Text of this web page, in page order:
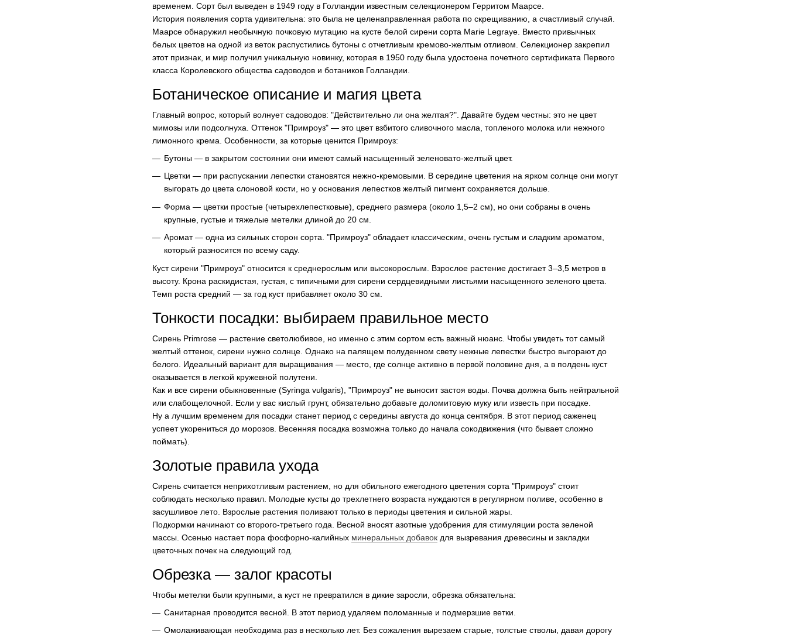
временем. Сорт был выведен в 1949 году в Голландии известным селекционером Герритом Маарсе.
История появления сорта удивительна: это была не целенаправленная работа по скрещиванию, а счастливый случай.
Маарсе обнаружил необычную почковую мутацию на кусте белой сирени сорта Marie Legraye. Вместо привычных
белых цветов на одной из веток распустились бутоны с отчетливым кремово-желтым отливом. Селекционер закрепил
этот признак, и мир получил уникальную новинку, которая в 1950 году была удостоена почетного сертификата Первого
класса Королевского общества садоводов и ботаников Голландии.
Ботаническое описание и магия цвета
Главный вопрос, который волнует садоводов: "Действительно ли она желтая?". Давайте будем честны: это не цвет
мимозы или подсолнуха. Оттенок "Примроуз" — это цвет взбитого сливочного масла, топленого молока или нежного
лимонного крема. Особенности, за которые ценится Примроуз:
Бутоны — в закрытом состоянии они имеют самый насыщенный зеленовато-желтый цвет.
Цветки — при распускании лепестки становятся нежно-кремовыми. В середине цветения на ярком солнце они могут
выгорать до цвета слоновой кости, но у основания лепестков желтый пигмент сохраняется дольше.
Форма — цветки простые (четырехлепестковые), среднего размера (около 1,5–2 см), но они собраны в очень
крупные, густые и тяжелые метелки длиной до 20 см.
Аромат — одна из сильных сторон сорта. "Примроуз" обладает классическим, очень густым и сладким ароматом,
который разносится по всему саду.
Куст сирени "Примроуз" относится к среднерослым или высокорослым. Взрослое растение достигает 3–3,5 метров в
высоту. Крона раскидистая, густая, с типичными для сирени сердцевидными листьями насыщенного зеленого цвета.
Темп роста средний — за год куст прибавляет около 30 см.
Тонкости посадки: выбираем правильное место
Сирень Primrose — растение светолюбивое, но именно с этим сортом есть важный нюанс. Чтобы увидеть тот самый
желтый оттенок, сирени нужно солнце. Однако на палящем полуденном свету нежные лепестки быстро выгорают до
белого. Идеальный вариант для выращивания — место, где солнце активно в первой половине дня, а в полдень куст
оказывается в легкой кружевной полутени.
Как и все сирени обыкновенные (Syringa vulgaris), "Примроуз" не выносит застоя воды. Почва должна быть нейтральной
или слабощелочной. Если у вас кислый грунт, обязательно добавьте доломитовую муку или известь при посадке.
Ну а лучшим временем для посадки станет период с середины августа до конца сентября. В этот период саженец
успеет укорениться до морозов. Весенняя посадка возможна только до начала сокодвижения (что бывает сложно
поймать).
Золотые правила ухода
Сирень считается неприхотливым растением, но для обильного ежегодного цветения сорта "Примроуз" стоит
соблюдать несколько правил. Молодые кусты до трехлетнего возраста нуждаются в регулярном поливе, особенно в
засушливое лето. Взрослые растения поливают только в периоды цветения и сильной жары.
Подкормки начинают со второго-третьего года. Весной вносят азотные удобрения для стимуляции роста зеленой
массы. Осенью настает пора фосфорно-калийных минеральных добавок для вызревания древесины и закладки
цветочных почек на следующий год.
Обрезка — залог красоты
Чтобы метелки были крупными, а куст не превратился в дикие заросли, обрезка обязательна:
Санитарная проводится весной. В этот период удаляем поломанные и подмерзшие ветки.
Омолаживающая необходима раз в несколько лет. Без сожаления вырезаем старые, толстые стволы, давая дорогу